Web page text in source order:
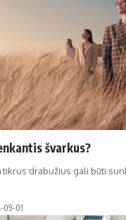
švarkus?
tikrus drabužius gali būti
09-01